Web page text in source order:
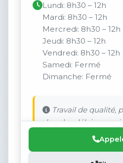
Lundi: 8h30 – 12h
Mardi: 8h30 – 12h
Mercredi: 8h30 – 12h
Jeudi: 8h30 – 12h
Vendredi: 8h30 – 12h
Samedi: Fermé
Dimanche: Fermé
Travail de qualité,
dans les délais